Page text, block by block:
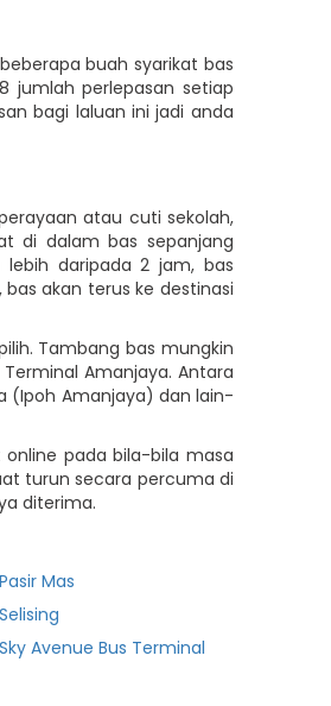
buah syarikat bas
jumlah perlepasan setiap
bagi laluan ini jadi anda
atau cuti sekolah,
di dalam bas sepanjang
daripada 2 jam, bas
akan terus ke destinasi
Tambang bas mungkin
Amanjaya. Antara
(Ipoh Amanjaya) dan lain-
pada bila-bila masa
turun secara percuma di
diterima.
Mas
Avenue Bus Terminal